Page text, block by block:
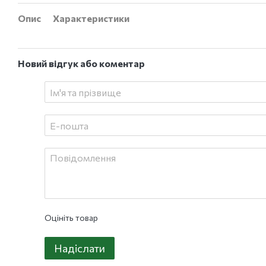
Опис Характеристики
Новий відгук або коментар
Оцініть товар
Надіслати